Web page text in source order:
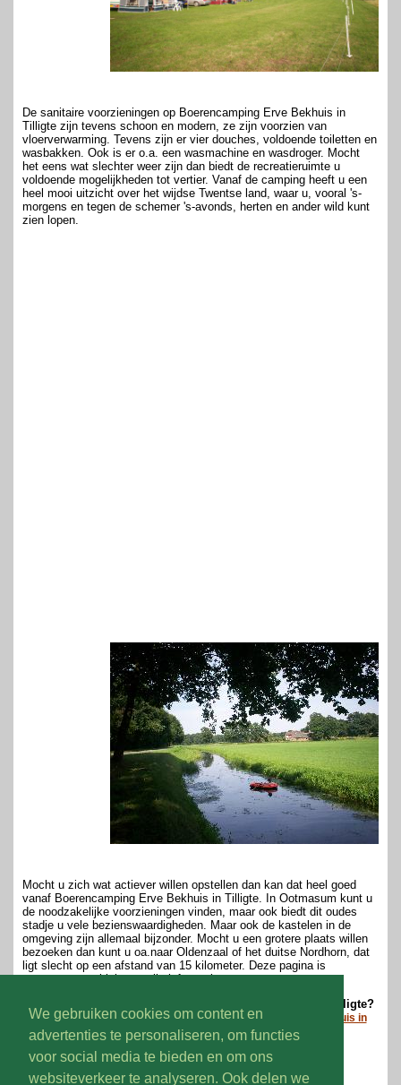
We gebruiken cookies om content en
advertenties te personaliseren, om functies
voor social media te bieden en om ons
websiteverkeer te analyseren. Ook delen we
De sanitaire voorzieningen op Boerencamping Erve Bekhuis in
Tilligte zijn tevens schoon en modern, ze zijn voorzien van
vloerverwarming. Tevens zijn er vier douches, voldoende toiletten en
wasbakken. Ook is er o.a. een wasmachine en wasdroger. Mocht
het eens wat slechter weer zijn dan biedt de recreatieruimte u
voldoende mogelijkheden tot vertier. Vanaf de camping heeft u een
heel mooi uitzicht over het wijdse Twentse land, waar u, vooral 's-
morgens en tegen de schemer 's-avonds, herten en ander wild kunt
zien lopen.
Mocht u zich wat actiever willen opstellen dan kan dat heel goed
vanaf Boerencamping Erve Bekhuis in Tilligte. In Ootmasum kunt u
de noodzakelijke voorzieningen vinden, maar ook biedt dit oudes
stadje u vele bezienswaardigheden. Maar ook de kastelen in de
omgeving zijn allemaal bijzonder. Mocht u een grotere plaats willen
bezoeken dan kunt u oa.naar Oldenzaal of het duitse Nordhorn, dat
ligt slecht op een afstand van 15 kilometer. Deze pagina is
gewoonweg te klein om alle informatie weer te geven.
Wilt u dus meer weten over deze boerderijcamping in Tilligte?
Bezoek dan eens de website van boerencamping Erve Bekhuis in
Tilligte
Volg ons op: